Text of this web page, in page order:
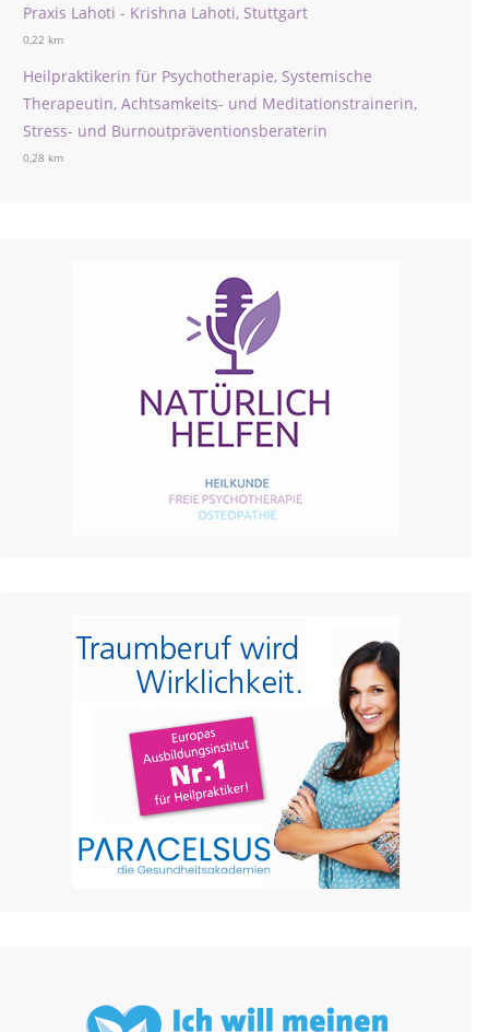
Praxis Lahoti - Krishna Lahoti, Stuttgart
0,22 km
Heilpraktikerin für Psychotherapie, Systemische
Therapeutin, Achtsamkeits- und Meditationstrainerin,
Stress- und Burnoutpräventionsberaterin
0,28 km